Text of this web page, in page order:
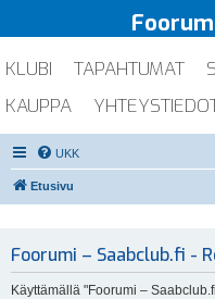
KLUBI TAPAHTUMAT
KAUPPA
UKK
Etusivu
Foorumi – Saabclub.fi -
Käyttämällä "Foorumi –